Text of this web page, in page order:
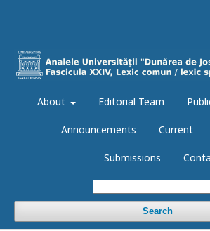
About Editorial Team
Announcements Current
Submissions
Search